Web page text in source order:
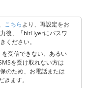
観点から認証コードを
には、受信設定またはキ
下 3点のご確認をお願い
指定解除
か
か
こちらより、再設定をお
後、「bitFlyerにパスワ
ください。
受信できない、あるい
を受け取れない方は
のため、お電話または
ます。